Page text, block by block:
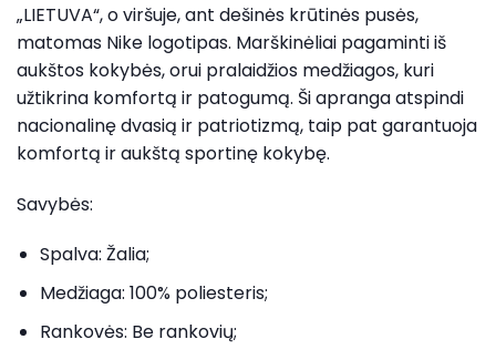
„LIETUVA“, o viršuje, ant dešinės krūtinės pusės,
matomas Nike logotipas. Marškinėliai pagaminti iš
aukštos kokybės, orui pralaidžios medžiagos, kuri
užtikrina komfortą ir patogumą. Ši apranga atspindi
nacionalinę dvasią ir patriotizmą, taip pat garantuoja
komfortą ir aukštą sportinę kokybę.
Savybės:
Spalva: Žalia;
Medžiaga: 100% poliesteris;
Rankovės: Be rankovių;